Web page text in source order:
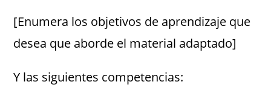
[Enumera los objetivos de aprendizaje que
desea que aborde el material adaptado]
Y las siguientes competencias: